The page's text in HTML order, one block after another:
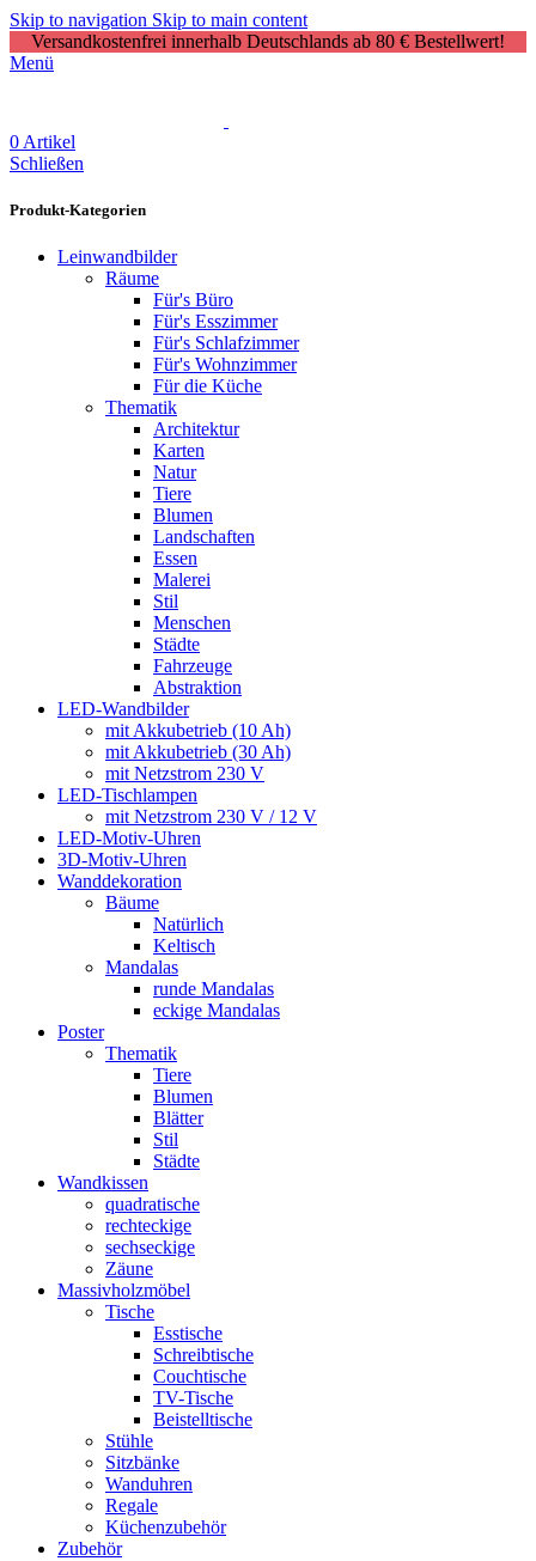
Skip to navigation Skip to main content
Versandkostenfrei innerhalb Deutschlands ab 80 € Bestellwert!
Menü
0 Artikel
Schließen
Produkt-Kategorien
Leinwandbilder
Räume
Für's Büro
Für's Esszimmer
Für's Schlafzimmer
Für's Wohnzimmer
Für die Küche
Thematik
Architektur
Karten
Natur
Tiere
Blumen
Landschaften
Essen
Malerei
Stil
Menschen
Städte
Fahrzeuge
Abstraktion
LED-Wandbilder
mit Akkubetrieb (10 Ah)
mit Akkubetrieb (30 Ah)
mit Netzstrom 230 V
LED-Tischlampen
mit Netzstrom 230 V / 12 V
LED-Motiv-Uhren
3D-Motiv-Uhren
Wanddekoration
Bäume
Natürlich
Keltisch
Mandalas
runde Mandalas
eckige Mandalas
Poster
Thematik
Tiere
Blumen
Blätter
Stil
Städte
Wandkissen
quadratische
rechteckige
sechseckige
Zäune
Massivholzmöbel
Tische
Esstische
Schreibtische
Couchtische
TV-Tische
Beistelltische
Stühle
Sitzbänke
Wanduhren
Regale
Küchenzubehör
Zubehör